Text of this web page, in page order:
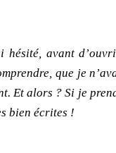
hésité, avant
que je
Et alors ? Si je
bien écrites !